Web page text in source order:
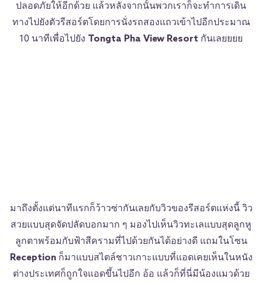
ปลอดภัยให้อีกด้วย แล้วหลังจากนั้นพวกเราก็จะทำการเดิน
ทางไปยังตัวรีสอร์ตโดยการนั่งรถสองแถวเข้าไปอีกประมาณ
10 นาทีเพื่อไปยัง Tongta Pha View Resort กันเลยยยย
มาถึงตั้งแต่นาทีแรกก็ว้าวซ่ากันเลยกับวิวของรีสอร์ตแห่งนี้ วิว
สวยแบบสุดจัดปลัดบอกมาก ๆ มองไปเห็นวิวทะเลแบบสุดลูกหู
ลูกตาพร้อมกับฟ้าสีครามที่ไปด้วยกันได้อย่างดี แถมในโซน
Receptionก็มาแบบสไตล์ชาวเกาะแบบที่แอดเคยเห็นในหนัง
ต่างประเทศก็ถูกใจแอดขึ้นไปอีก อ้อ แล้วก็ที่นี่มีน้องแมวด้วย